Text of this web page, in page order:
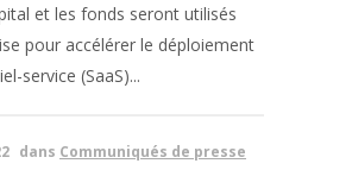
et les fonds seront utilisés
pour accélérer le déploiement
service (SaaS)...
dans Communiqués de presse